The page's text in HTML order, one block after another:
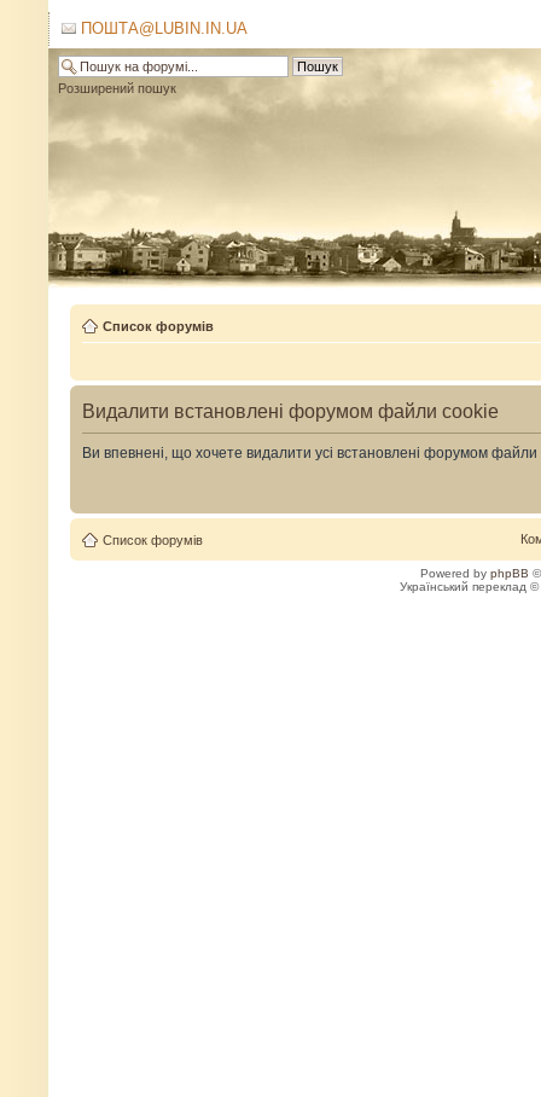
ПОШТА@LUBIN.IN.UA
Розширений пошук
Список форумів
Видалити встановлені форумом файли cookie
Ви впевнені, що хочете видалити усі встановлені форумом
Список форумів
Powered by phpBB
Український переклад